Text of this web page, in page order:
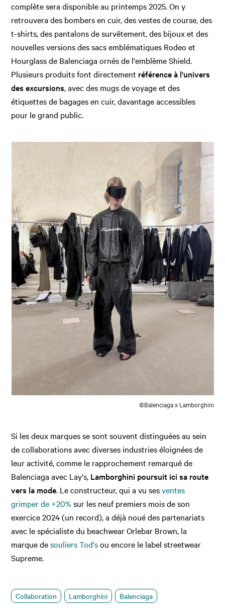
complète sera disponible au printemps 2025. On y
retrouvera des bombers en cuir, des vestes de course, des
t-shirts, des pantalons de survêtement, des bijoux et des
nouvelles versions des sacs emblématiques Rodeo et
Hourglass de Balenciaga ornés de l'emblème Shield.
Plusieurs produits font directement référence à l'univers
des excursions, avec des mugs de voyage et des
étiquettes de bagages en cuir, davantage accessibles
pour le grand public.
©Balenciaga x Lamborghini
Si les deux marques se sont souvent distinguées au sein
de collaborations avec diverses industries éloignées de
leur activité, comme le rapprochement remarqué de
Balenciaga avec Lay's, Lamborghini poursuit ici sa route
vers la mode. Le constructeur, qui a vu sesventes
grimper de +20% sur les neuf premiers mois de son
exercice 2024 (un record), a déjà noué des partenariats
avec le spécialiste du beachwear Orlebar Brown, la
marque desouliers Tod'sou encore le label streetwear
Supreme.
Collaboration Lamborghini Balenciaga